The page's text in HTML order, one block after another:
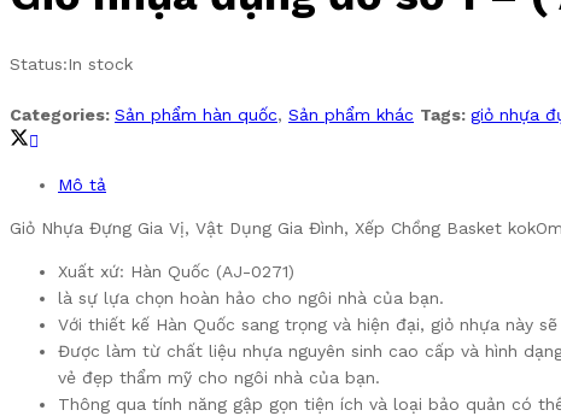
Status:In stock
Categories: Sản phẩm hàn quốc, Sản phẩm khác Tags: giỏ nhựa
Mô tả
Giỏ Nhựa Đựng Gia Vị, Vật Dụng Gia Đình, Xếp Chồng Basket
Xuất xứ: Hàn Quốc (AJ-0271)
là sự lựa chọn hoàn hảo cho ngôi nhà của bạn.
Với thiết kế Hàn Quốc sang trọng và hiện đại, giỏ nhựa này
Được làm từ chất liệu nhựa nguyên sinh cao cấp và hình
vẻ đẹp thẩm mỹ cho ngôi nhà của bạn.
Thông qua tính năng gập gọn tiện ích và loại bảo quản có